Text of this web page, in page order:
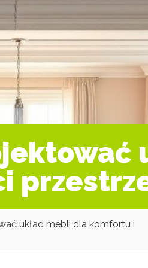
układ mebli dla komfortu i